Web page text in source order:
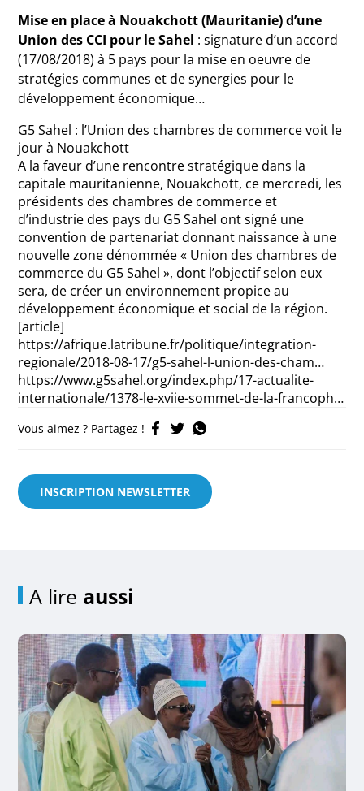
Mise en place à Nouakchott (Mauritanie) d’une
Union des CCI pour le Sahel : signature d’un accord
(17/08/2018) à 5 pays pour la mise en oeuvre de
stratégies communes et de synergies pour le
développement économique…
G5 Sahel : l’Union des chambres de commerce voit le
jour à Nouakchott
A la faveur d’une rencontre stratégique dans la
capitale mauritanienne, Nouakchott, ce mercredi, les
présidents des chambres de commerce et
d’industrie des pays du G5 Sahel ont signé une
convention de partenariat donnant naissance à une
nouvelle zone dénommée « Union des chambres de
commerce du G5 Sahel », dont l’objectif selon eux
sera, de créer un environnement propice au
développement économique et social de la région.
[article]
https://afrique.latribune.fr/politique/integration-
regionale/2018-08-17/g5-sahel-l-union-des-cham…
https://www.g5sahel.org/index.php/17-actualite-
internationale/1378-le-xviie-sommet-de-la-francoph…
Vous aimez ? Partagez !
INSCRIPTION NEWSLETTER
A lire aussi